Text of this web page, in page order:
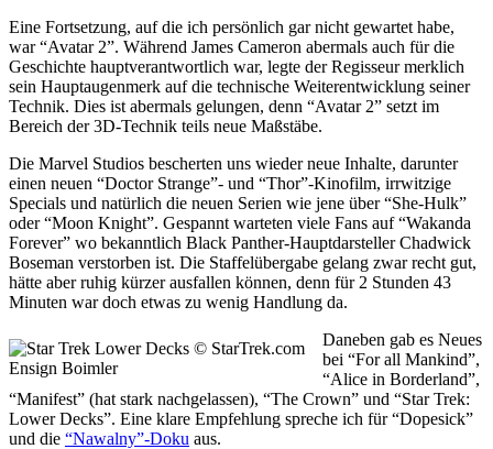
Eine Fortsetzung, auf die ich persönlich gar nicht gewartet habe,
war “Avatar 2”. Während James Cameron abermals auch für die
Geschichte hauptverantwortlich war, legte der Regisseur merklich
sein Hauptaugenmerk auf die technische Weiterentwicklung seiner
Technik. Dies ist abermals gelungen, denn “Avatar 2” setzt im
Bereich der 3D-Technik teils neue Maßstäbe.
Die Marvel Studios bescherten uns wieder neue Inhalte, darunter
einen neuen “Doctor Strange”- und “Thor”-Kinofilm, irrwitzige
Specials und natürlich die neuen Serien wie jene über “She-Hulk”
oder “Moon Knight”. Gespannt warteten viele Fans auf “Wakanda
Forever” wo bekanntlich Black Panther-Hauptdarsteller Chadwick
Boseman verstorben ist. Die Staffelübergabe gelang zwar recht gut,
hätte aber ruhig kürzer ausfallen können, denn für 2 Stunden 43
Minuten war doch etwas zu wenig Handlung da.
Ensign Boimler
Daneben gab es Neues
bei “For all Mankind”,
“Alice in Borderland”,
“Manifest” (hat stark nachgelassen), “The Crown” und “Star Trek:
Lower Decks”. Eine klare Empfehlung spreche ich für “Dopesick”
und die “Nawalny”-Doku aus.